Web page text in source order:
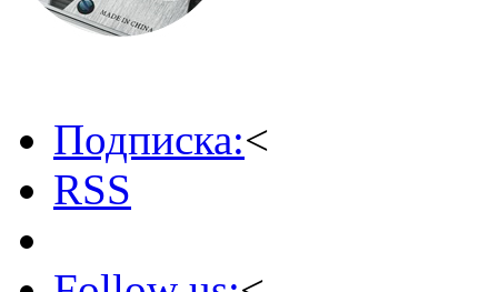
Подписка:<
RSS